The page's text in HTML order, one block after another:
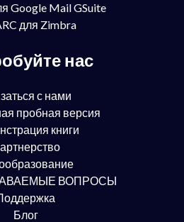
Google Mail GSuite
для Zimbra
нас
с нами
пробная версия
книги
ВОПРОСЫ
Блог